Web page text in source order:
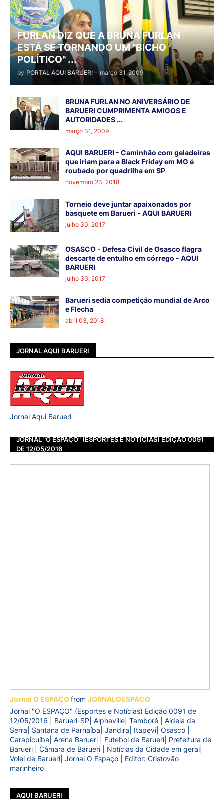
FURLAN DIZ QUE A BRUNA FURLAN
ESTÁ SE TORNANDO UM "BICHO
POLÍTICO" ...
by PORTAL AQUI BARUERI - março 31, 2009
BRUNA FURLAN NO ANIVERSÁRIO DE
BARUERI CUMPRIMENTA AMIGOS E
AUTORIDADES ...
março 31, 2009
AQUI BARUERI - Caminhão com geladeiras
que iriam para a Black Friday em MG é
roubado por quadrilha em SP
novembro 23, 2018
Torneio deve juntar apaixonados por
basquete em Barueri - AQUI BARUERI
julho 30, 2017
OSASCO - Defesa Civil de Osasco flagra
descarte de entulho em córrego - AQUI
BARUERI
julho 30, 2017
Barueri sedia competição mundial de Arco
e Flecha
abril 03, 2018
JORNAL AQUI BARUERI
Jornal Aqui Barueri
JORNAL "O ESPAÇO" (ESPORTES E NOTÍCIAS) EDIÇÃO 0091
DE 12/05/2016
Jornal O ESPAÇOfrom JORNALOESPACO
Jornal "O ESPAÇO" (Esportes e Notícias) Edição 0091 de
12/05/2016 | Barueri-SP| Alphaville| Tamboré | Aldeia da
Serra| Santana de Parnaíba| Jandira| Itapevi| Osasco |
Carapicuíba| Arena Barueri | Futebol de Barueri| Prefeitura de
Barueri | Câmara de Barueri | Notícias da Cidade em geral|
Volei de Barueri| Jornal O Espaço | Editor: Cristovão
marinheiro
AQUI BARUERI